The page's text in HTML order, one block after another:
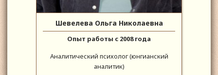
Шевелева Ольга Николаевна
Опыт работы с 2008 года
Аналитический психолог (юнгианский
аналитик)